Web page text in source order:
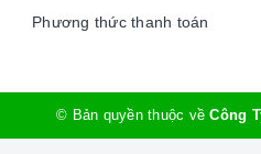
Phương thức thanh toán
© Bản quyền thuộc vềCông